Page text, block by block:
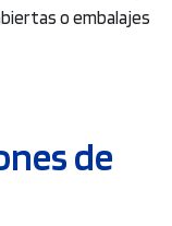
o embalajes
de